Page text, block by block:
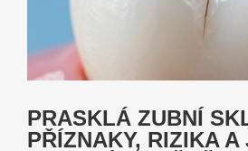
PRASKLÁ ZUBNÍ
PŘÍZNAKY, RIZIKA A